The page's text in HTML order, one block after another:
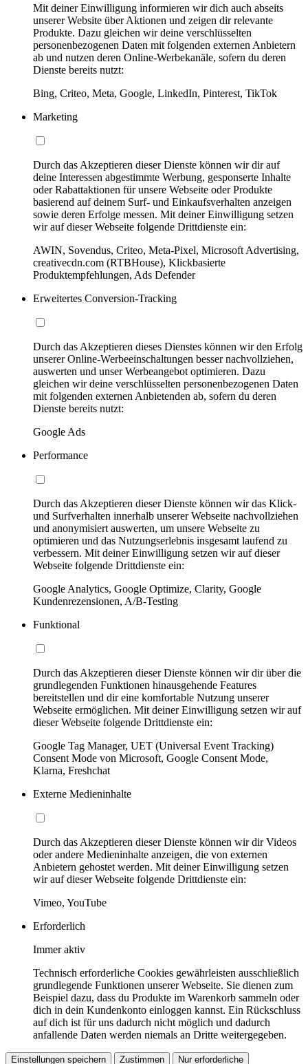
Mit deiner Einwilligung informieren wir dich auch abseits
unserer Website über Aktionen und zeigen dir relevante
Produkte. Dazu gleichen wir deine verschlüsselten
personenbezogenen Daten mit folgenden externen Anbietern
ab und nutzen deren Online-Werbekanäle, sofern du deren
Dienste bereits nutzt:
Bing, Criteo, Meta, Google, LinkedIn, Pinterest, TikTok
Marketing
Durch das Akzeptieren dieser Dienste können wir dir auf
deine Interessen abgestimmte Werbung, gesponserte Inhalte
oder Rabattaktionen für unsere Webseite oder Produkte
basierend auf deinem Surf- und Einkaufsverhalten anzeigen
sowie deren Erfolge messen. Mit deiner Einwilligung setzen
wir auf dieser Webseite folgende Drittdienste ein:
AWIN, Sovendus, Criteo, Meta-Pixel, Microsoft Advertising,
creativecdn.com (RTBHouse), Klickbasierte
Produktempfehlungen, Ads Defender
Erweitertes Conversion-Tracking
Durch das Akzeptieren dieses Dienstes können wir den Erfolg
unserer Online-Werbeeinschaltungen besser nachvollziehen,
auswerten und unser Werbeangebot optimieren. Dazu
gleichen wir deine verschlüsselten personenbezogenen Daten
mit folgenden externen Anbietenden ab, sofern du deren
Dienste bereits nutzt:
Google Ads
Performance
Durch das Akzeptieren dieser Dienste können wir das Klick-
und Surfverhalten innerhalb unserer Webseite nachvollziehen
und anonymisiert auswerten, um unsere Webseite zu
optimieren und das Nutzungserlebnis insgesamt laufend zu
verbessern. Mit deiner Einwilligung setzen wir auf dieser
Webseite folgende Drittdienste ein:
Google Analytics, Google Optimize, Clarity, Google
Kundenrezensionen, A/B-Testing
Funktional
Durch das Akzeptieren dieser Dienste können wir dir über die
grundlegenden Funktionen hinausgehende Features
bereitstellen und dir eine komfortable Nutzung unserer
Webseite ermöglichen. Mit deiner Einwilligung setzen wir auf
dieser Webseite folgende Drittdienste ein:
Google Tag Manager, UET (Universal Event Tracking)
Consent Mode von Microsoft, Google Consent Mode,
Klarna, Freshchat
Externe Medieninhalte
Durch das Akzeptieren dieser Dienste können wir dir Videos
oder andere Medieninhalte anzeigen, die von externen
Anbietern gehostet werden. Mit deiner Einwilligung setzen
wir auf dieser Webseite folgende Drittdienste ein:
Vimeo, YouTube
Erforderlich
Immer aktiv
Technisch erforderliche Cookies gewährleisten ausschließlich
grundlegende Funktionen unserer Webseite. Sie dienen zum
Beispiel dazu, dass du Produkte im Warenkorb sammeln oder
dich in dein Kundenkonto einloggen kannst. Ein Rückschluss
auf dich ist für uns dadurch nicht möglich und dadurch
anfallende Daten werden niemals an Dritte weitergegeben.
Einstellungen speichern Zustimmen Nur erforderliche